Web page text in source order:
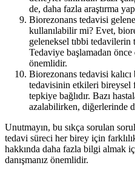
de, daha fazla araştırma
Biorezonans tedavisi
kullanılabilir mi? Evet,
geleneksel tıbbi tedavilerin
Tedaviye başlamadan önce
önemlidir.
Biorezonans tedavisi
tedavisinin etkileri bireysel
tepkiye bağlıdır. Bazı
azalabilirken, diğerlerinde
Unutmayın, bu sıkça sorulan
tedavi süreci her birey için
hakkında daha fazla bilgi almak
danışmanız önemlidir.